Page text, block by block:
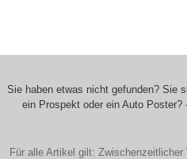
Sie haben etwas nicht gefunden? Sie
ein Prospekt oder ein Auto Poster?
Für alle Artikel gilt: Zwischenzeitlicher